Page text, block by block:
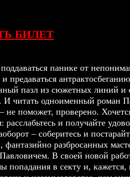
БИЛЕТ
панике от
предаваться
пазл из сюжетных линий
И читать одноименный роман
не поможет, проверено.
расслабьтесь и получайте
– соберитесь и
фантазийно разбросанных
В своей новой
попадания в секту и, кажется,